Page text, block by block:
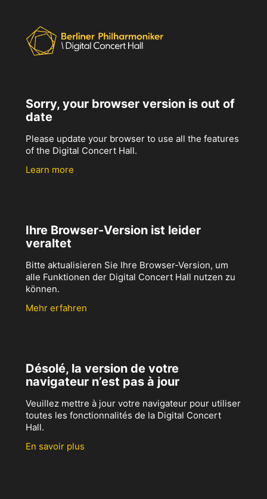
Sorry, your browser version is out of
date
Please update your browser to use all the features
of the Digital Concert Hall.
Learn more
Ihre Browser-Version ist leider
veraltet
Bitte aktualisieren Sie Ihre Browser-Version, um
alle Funktionen der Digital Concert Hall nutzen zu
können.
Mehr erfahren
Désolé, la version de votre
navigateur n’est pas à jour
Veuillez mettre à jour votre navigateur pour utiliser
toutes les fonctionnalités de la Digital Concert
Hall.
En savoir plus